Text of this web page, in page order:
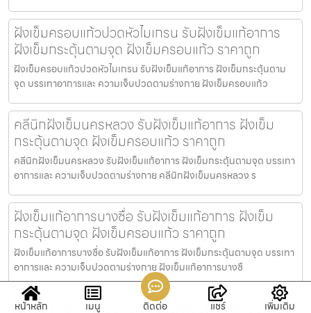
ฝังเข็มครอบแก้วปวดหัวไมเกรน รับฝังเข็มแก้อาการ
ฝังเข็มกระตุ้นตามจุด ฝังเข็มครอบแก้ว ราคาถูก
ฝังเข็มครอบแก้วปวดหัวไมเกรน รับฝังเข็มแก้อาการ ฝังเข็มกระตุ้นตาม
จุด บรรเทาอาการและ ความเจ็บปวดตามร่างกาย ฝังเข็มครอบแก้ว
คลีนิกฝังเข็มนครหลวง รับฝังเข็มแก้อาการ ฝังเข็ม
กระตุ้นตามจุด ฝังเข็มครอบแก้ว ราคาถูก
คลีนิกฝังเข็มนครหลวง รับฝังเข็มแก้อาการ ฝังเข็มกระตุ้นตามจุด บรรเทา
อาการและ ความเจ็บปวดตามร่างกาย คลีนิกฝังเข็มนครหลวง ร
ฝังเข็มแก้อาการบางซื่อ รับฝังเข็มแก้อาการ ฝังเข็ม
กระตุ้นตามจุด ฝังเข็มครอบแก้ว ราคาถูก
ฝังเข็มแก้อาการบางซื่อ รับฝังเข็มแก้อาการ ฝังเข็มกระตุ้นตามจุด บรรเทา
อาการและ ความเจ็บปวดตามร่างกาย ฝังเข็มแก้อาการบางซื
ฝังเข็มแก้อาการปวดหัวเข่า รับฝังเข็มแก้อาการ ฝังเข็ม
หน้าหลัก เมนู ติดต่อ แชร์ เพิ่มเติม